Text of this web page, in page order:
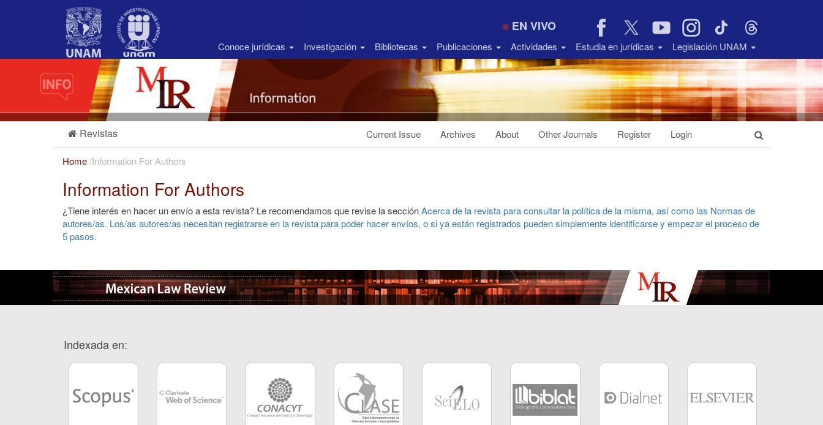
Sidebar
EN VIVO
Conoce jurídicas Investigación Bibliotecas Publicaciones Actividades Estudia en jurídicas Legislación UNAM
Revistas Current Issue Archives About Other Journals Register Login
Home/Information For Authors
Information For Authors
¿Tiene interés en hacer un envío a esta revista? Le recomendamos que revise la secciónAcerca de la revistapara consultar la política de la misma, así como las Normas de
autores/as. Los/as autores/as necesitan registrarseen la revista para poder hacer envíos, o si ya están registrados pueden simplemente identificarsey empezar el proceso de
5 pasos.
Indexada en: